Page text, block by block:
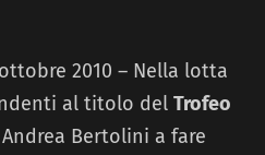
2010 – Nella lotta
al titolo del Trofeo
Bertolini a fare